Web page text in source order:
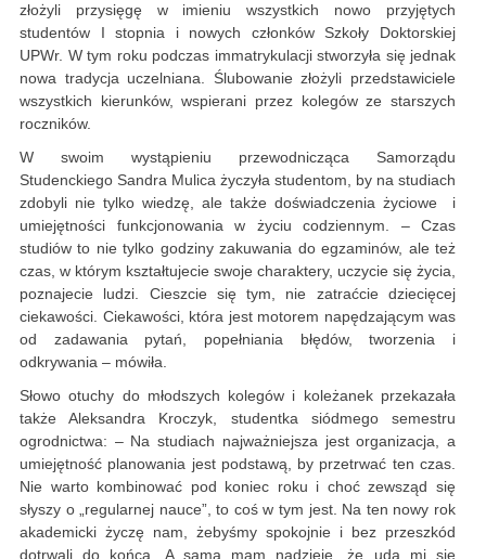
złożyli przysięgę w imieniu wszystkich nowo przyjętych
studentów I stopnia i nowych członków Szkoły Doktorskiej
UPWr. W tym roku podczas immatrykulacji stworzyła się jednak
nowa tradycja uczelniana. Ślubowanie złożyli przedstawiciele
wszystkich kierunków, wspierani przez kolegów ze starszych
roczników.
W swoim wystąpieniu przewodnicząca Samorządu
Studenckiego Sandra Mulica życzyła studentom, by na studiach
zdobyli nie tylko wiedzę, ale także doświadczenia życiowe i
umiejętności funkcjonowania w życiu codziennym. – Czas
studiów to nie tylko godziny zakuwania do egzaminów, ale też
czas, w którym kształtujecie swoje charaktery, uczycie się życia,
poznajecie ludzi. Cieszcie się tym, nie zatraćcie dziecięcej
ciekawości. Ciekawości, która jest motorem napędzającym was
od zadawania pytań, popełniania błędów, tworzenia i
odkrywania – mówiła.
Słowo otuchy do młodszych kolegów i koleżanek przekazała
także Aleksandra Kroczyk, studentka siódmego semestru
ogrodnictwa: – Na studiach najważniejsza jest organizacja, a
umiejętność planowania jest podstawą, by przetrwać ten czas.
Nie warto kombinować pod koniec roku i choć zewsząd się
słyszy o „regularnej nauce”, to coś w tym jest. Na ten nowy rok
akademicki życzę nam, żebyśmy spokojnie i bez przeszkód
dotrwali do końca. A sama mam nadzieję, że uda mi się